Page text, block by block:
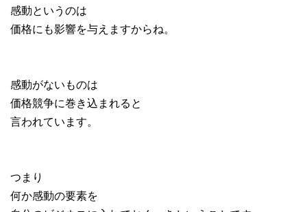
感動というのは
価格にも影響を与えますからね。
感動がないものは
価格競争に巻き込まれると
言われています。
つまり
何か感動の要素を